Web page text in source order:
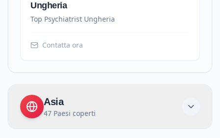
Ungheria
Top Psychiatrist Ungheria
Contatta ora
Asia
47 Paesi coperti